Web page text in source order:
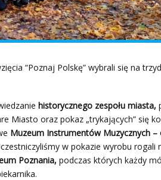
“Poznaj Polskę” wybrali się na
historycznego zespołu miasta,
Miasto oraz pokaz „trykających” się
Muzeum Instrumentów Muzycznych –
w pokazie wyrobu rogali
Poznania, podczas których każdy